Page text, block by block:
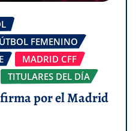
FEMENINO
MADRID CFF
TITULARES DEL DÍA
por el Madrid